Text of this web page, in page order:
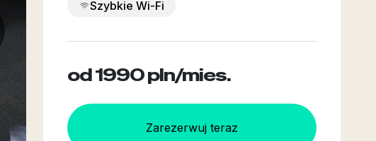
Szybkie Wi-Fi
od 1990pln/mies.
Zarezerwuj teraz